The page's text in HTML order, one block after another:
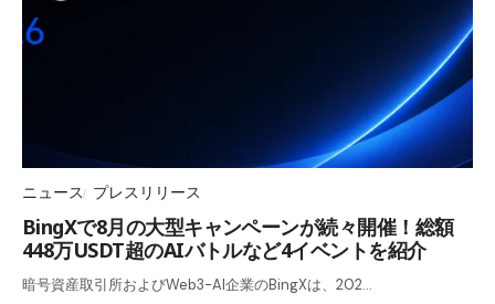
ニュース プレスリリース
BingXで8月の大型キャンペーンが続々開催！総額
448万USDT超のAIバトルなど4イベントを紹介
暗号資産取引所およびWeb3-AI企業のBingXは、202…